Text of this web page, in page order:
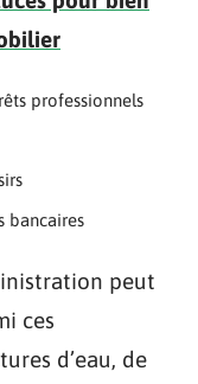
professionnels
bancaires
peut
ces
d’eau, de